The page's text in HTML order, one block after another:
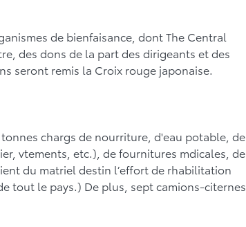
de bienfaisance, dont The Central
des dons de la part des dirigeants et des
seront remis la Croix rouge japonaise.
tonnes chargs de nourriture, d'eau potable, de
vtements, etc.), de fournitures mdicales, de
du matriel destin l’effort de rhabilitation
tout le pays.) De plus, sept camions-citernes